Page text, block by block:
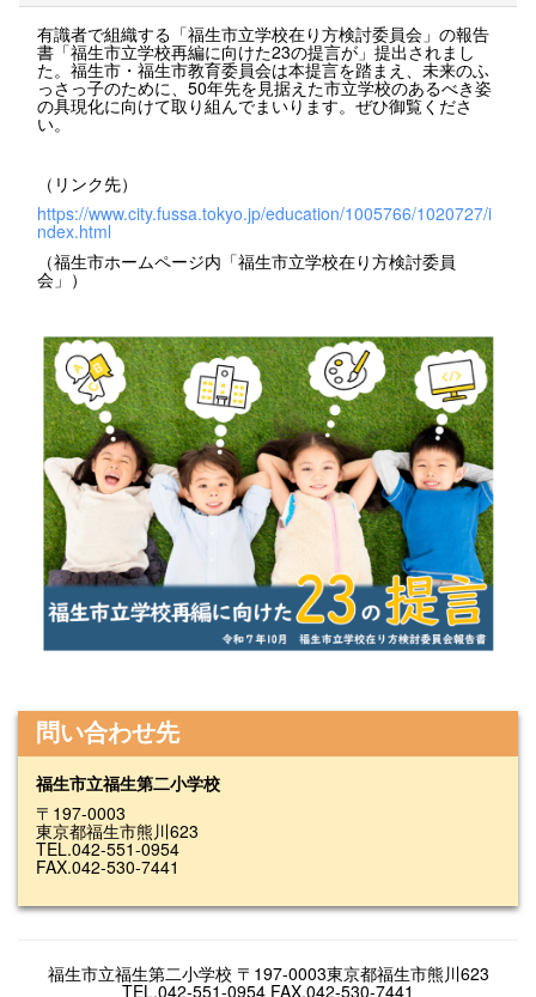
有識者で組織する「福生市立学校在り方検討委員会」の報告
書「福生市立学校再編に向けた23の提言が」提出されまし
た。福生市・福生市教育委員会は本提言を踏まえ、未来のふ
っさっ子のために、50年先を見据えた市立学校のあるべき姿
の具現化に向けて取り組んでまいります。ぜひ御覧くださ
い。
（リンク先）
https://www.city.fussa.tokyo.jp/education/1005766/1020727/i
ndex.html
（福生市ホームページ内「福生市立学校在り方検討委員
会」）
問い合わせ先
福生市立福生第二小学校
〒197-0003
東京都福生市熊川623
TEL.042-551-0954
FAX.042-530-7441
福生市立福生第二小学校 〒197-0003東京都福生市熊川623
TEL.042-551-0954 FAX.042-530-7441